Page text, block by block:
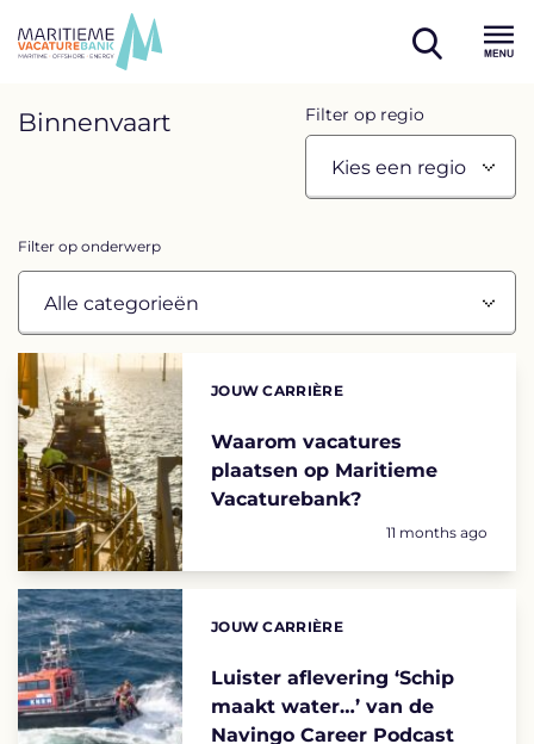
open
Overview
news
articles
Binnenvaart Filter op regio
Filter op onderwerp
List
of
the
highlighted
articles
Waarom vacatures
plaatsen op Maritieme
Vacaturebank?
Categories:
JOUW CARRIÈRE
Geplaatst op:
11 months ago
Luister aflevering ‘Schip
maakt water…’ van de
Navingo Career Podcast
Categories:
JOUW CARRIÈRE